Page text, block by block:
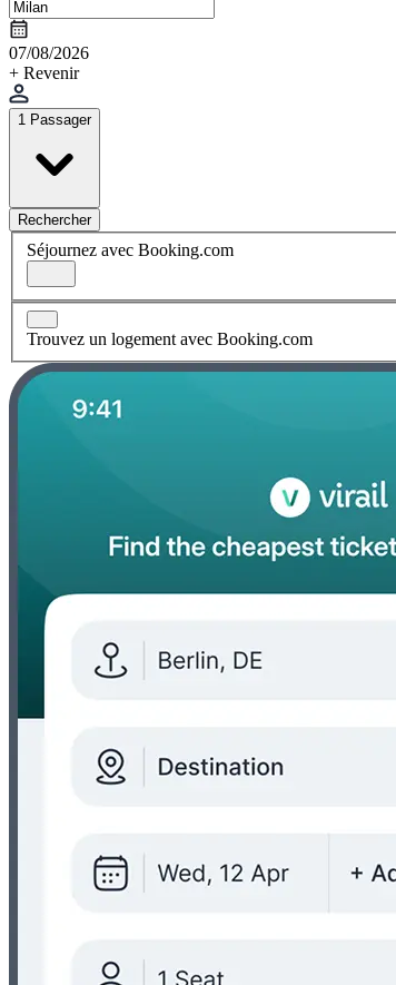
07/08/2026
+ Revenir
1 Passager
Rechercher
Séjournez avec Booking.com
Trouvez un logement avec Booking.com